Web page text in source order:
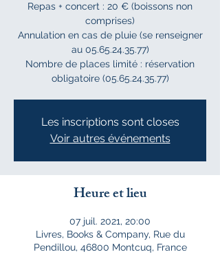
Repas + concert : 20 € (boissons non
comprises)
Annulation en cas de pluie (se renseigner
au 05.65.24.35.77)
Nombre de places limité : réservation
obligatoire (05.65.24.35.77)
Les inscriptions sont closes
Voir autres événements
Heure et lieu
07 juil. 2021, 20:00
Livres, Books & Company, Rue du
Pendillou, 46800 Montcuq, France